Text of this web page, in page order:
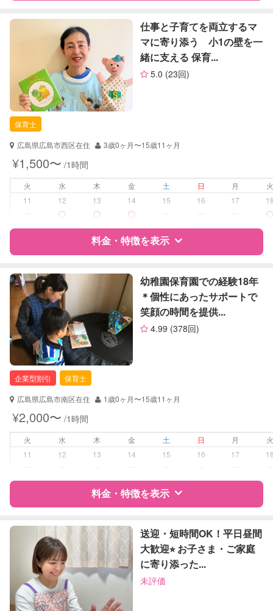
定期予約 お引き受けしていません
お子様の撮影
（定期特典）
対応不可
特徴 料金 レビュー
サポートの特徴
資格
企業型割引対象(旧内閣府補助対象)
自治体届出済ベビーシッター
保育士
夜間対応
お泊まり保育
障がい児対応 対応可否は個別に相談
レッスン なし
定期予約 可能
お子様の撮影
（定期特典）
対応不可
仕事と子育てを両立するマ
マに寄り添う 小1の壁を一
緒に支える 保育...
5.0 (23回)
保育士
広島県広島市西区在住
3歳0ヶ月〜15歳11ヶ月
¥1,500〜 /1時間
火 水 木 金 土 日 月
11
12 13 14 15 16 17
料金・特徴を表示
特徴 料金 レビュー
サポートの特徴
資格
自治体届出済ベビーシッター
幼稚園教諭
対応可能/特徴
送迎サポート
病児対応 病児、病後児、ともに不可
障がい児対応 対応可否は個別に相談
レッスン スポーツレッスン
定期予約 可能
お子様の撮影
（定期特典）
対応不可
幼稚園保育園での経験18年
＊個性にあったサポートで
笑顔の時間を提供...
4.99 (378回)
企業型割引
保育士
広島県広島市南区在住
1歳0ヶ月〜15歳11ヶ月
¥2,000〜 /1時間
火 水 木 金 土 日 月
11
12 13 14 15 16 17
料金・特徴を表示
特徴 料金 レビュー
サポートの特徴
資格
自治体届出済ベビーシッター
送迎・短時間OK！平日昼間
大歓迎⭐︎ お子さま・ご家庭
に寄り添った...
未評価